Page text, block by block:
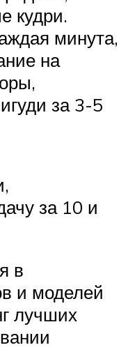
кудри.
минута,
на
за 3-5
за 10 и
в
и моделей
лучших